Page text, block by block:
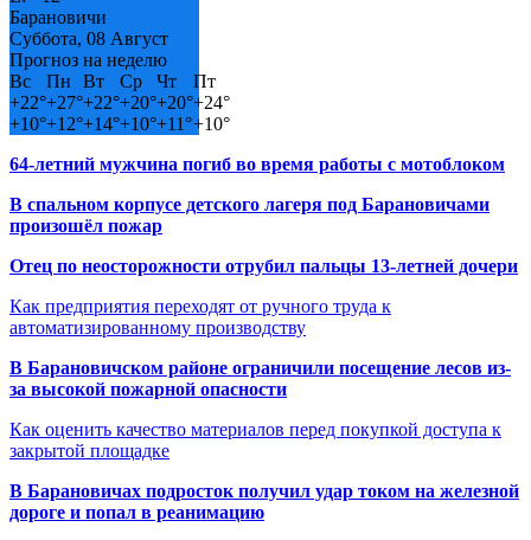
Барановичи
Суббота, 08 Август
Прогноз на неделю
Вс
Пн Вт Ср Чт
Пт
+22°+27°+22°+20°+20°+24°
+10°+12°+14°+10°+11°+10°
64-летний мужчина погиб во время работы с мотоблоком
В спальном корпусе детского лагеря под Барановичами
произошёл пожар
Отец по неосторожности отрубил пальцы 13-летней дочери
Как предприятия переходят от ручного труда к
автоматизированному производству
В Барановичском районе ограничили посещение лесов из-
за высокой пожарной опасности
Как оценить качество материалов перед покупкой доступа к
закрытой площадке
В Барановичах подросток получил удар током на железной
дороге и попал в реанимацию